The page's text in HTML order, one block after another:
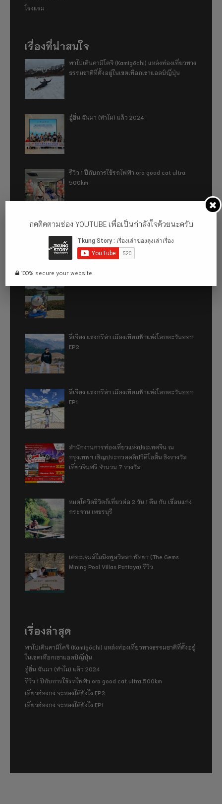
โรงแรม
เรื่องที่น่าสนใจ
พาไปเดินคามิโคจิ (Kamigōchi) แหล่งท่องเที่ยวทาง
ธรรมชาติที่ตั้งอยู่ในเขตเทือกเขาแอลป์ญี่ปุ่น
อู่ฮั่น ฉันมา (ทำไม) แล้ว 2024
รีวิว 1 ปีกับการใช้รถไฟฟ้า ora good cat ultra
500km
เที่ยวฮ่องกง จะหลงได้ยังไง EP2
ลี่เจียง แชงกรีล่า เมืองเทียมฟ้าแห่งโลกตะวันออก
EP2
ลี่เจียง แชงกรีล่า เมืองเทียมฟ้าแห่งโลกตะวันออก
EP1
สำนักงานการท่องเที่ยวแห่งประเทศจีน ณ
กรุงเทพฯ เชิญประกวดคลิปวิดีโอสั้น ชิงรางวัล
เที่ยวจีนฟรี จำนวน 7 รางวัล
หมดโควิดชีวิตก็เที่ยวต่อ 2 วัน 1 คืน กับ เขื่อนแก่ง
กระจาน เพชรบุรี
เดอะเจมส์ไมนิงพูลวิลลา พัทยา (The Gems
Mining Pool Villas Pattaya) รีวิว
เรื่องล่าสุด
พาไปเดินคามิโคจิ (Kamigōchi) แหล่งท่องเที่ยวทางธรรมชาติที่ตั้งอยู่
ในเขตเทือกเขาแอลป์ญี่ปุ่น
อู่ฮั่น ฉันมา (ทำไม) แล้ว 2024
รีวิว 1 ปีกับการใช้รถไฟฟ้า ora good cat ultra 500km
เที่ยวฮ่องกง จะหลงได้ยังไง EP2
เที่ยวฮ่องกง จะหลงได้ยังไง EP1
กดติดตามช่อง YOUTUBE เพื่อเป็นกำลังใจด้วยนะครับ
100% secure your website.